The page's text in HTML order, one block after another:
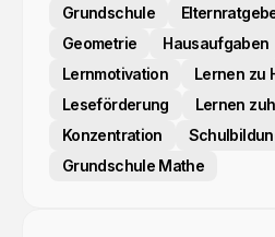
Grundschule
Geometrie
Hausaufgaben
Lernmotivation
Lernen zu
Leseförderung
Lernen
Konzentration
Grundschule Mathe